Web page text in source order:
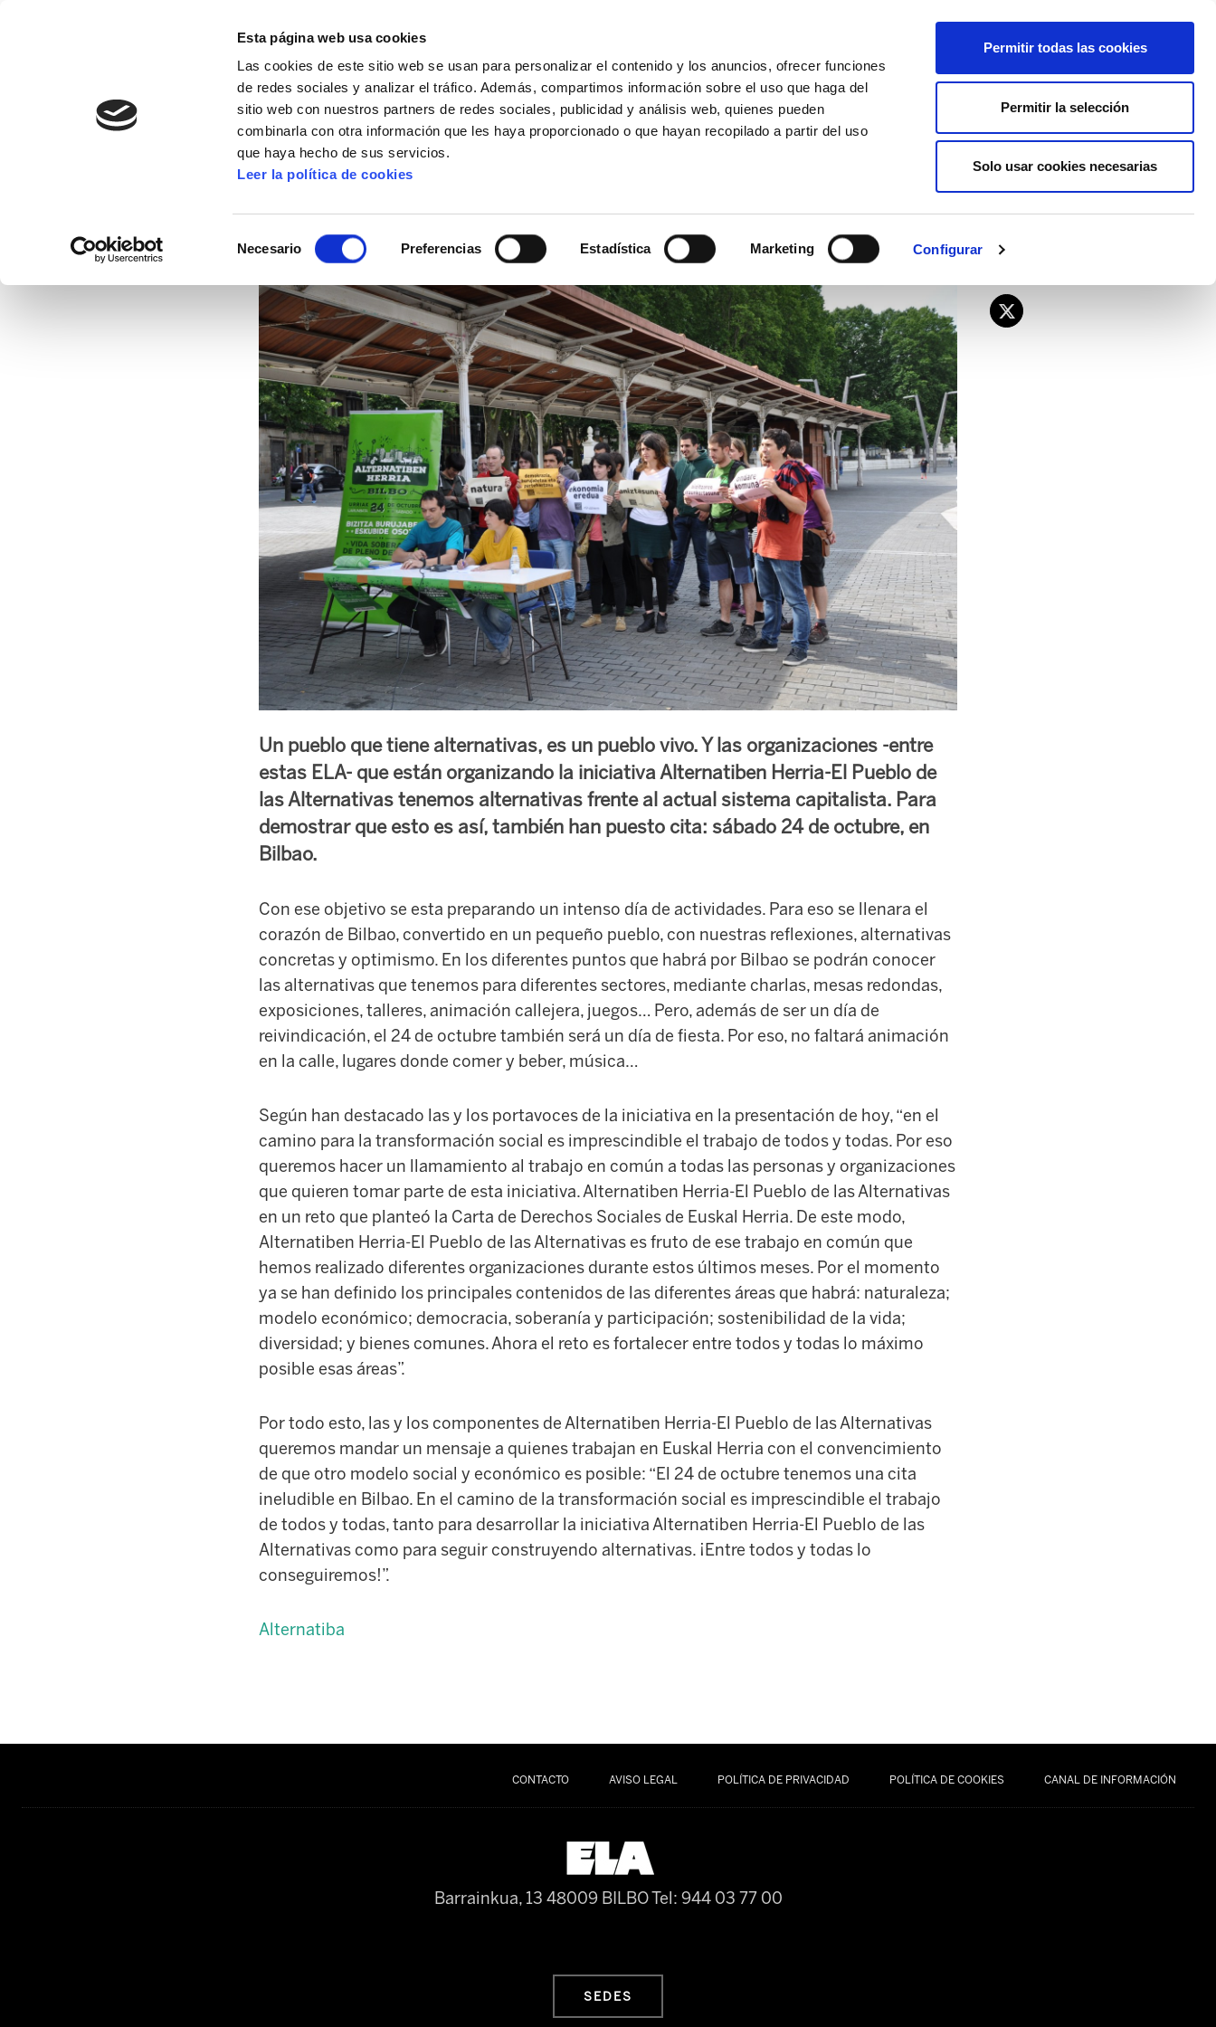
Esta página web usa cookies
Las cookies de este sitio web se usan para personalizar el contenido y los anuncios, ofrecer funciones
de redes sociales y analizar el tráfico. Además, compartimos información sobre el uso que haga del
sitio web con nuestros partners de redes sociales, publicidad y análisis web, quienes pueden
combinarla con otra información que les haya proporcionado o que hayan recopilado a partir del uso
que haya hecho de sus servicios.
Leer la política de cookies
Necesario Preferencias Estadística Marketing Configurar
Permitir todas las cookies
Permitir la selección
Solo usar cookies necesarias
AFÍLIATE
MANU ROBLES-ARANGIZ FUNDAZIOA BIDELAGUN FUNDAZIOA
Vamos a demostrar que tenemos alternativas
Un pueblo que tiene alternativas, es un pueblo vivo. Y las organizaciones -entre
estas ELA- que están organizando la iniciativa Alternatiben Herria-El Pueblo de
las Alternativas tenemos alternativas frente al actual sistema capitalista. Para
demostrar que esto es así, también han puesto cita: sábado 24 de octubre, en
Bilbao.
Con ese objetivo se esta preparando un intenso día de actividades. Para eso se llenara el
corazón de Bilbao, convertido en un pequeño pueblo, con nuestras reflexiones, alternativas
concretas y optimismo. En los diferentes puntos que habrá por Bilbao se podrán conocer
las alternativas que tenemos para diferentes sectores, mediante charlas, mesas redondas,
exposiciones, talleres, animación callejera, juegos… Pero, además de ser un día de
reivindicación, el 24 de octubre también será un día de fiesta. Por eso, no faltará animación
en la calle, lugares donde comer y beber, música…
Según han destacado las y los portavoces de la iniciativa en la presentación de hoy, “en el
camino para la transformación social es imprescindible el trabajo de todos y todas. Por eso
queremos hacer un llamamiento al trabajo en común a todas las personas y organizaciones
que quieren tomar parte de esta iniciativa. Alternatiben Herria-El Pueblo de las Alternativas
en un reto que planteó la Carta de Derechos Sociales de Euskal Herria. De este modo,
Alternatiben Herria-El Pueblo de las Alternativas es fruto de ese trabajo en común que
hemos realizado diferentes organizaciones durante estos últimos meses. Por el momento
ya se han definido los principales contenidos de las diferentes áreas que habrá: naturaleza;
modelo económico; democracia, soberanía y participación; sostenibilidad de la vida;
diversidad; y bienes comunes. Ahora el reto es fortalecer entre todos y todas lo máximo
posible esas áreas”.
Por todo esto, las y los componentes de Alternatiben Herria-El Pueblo de las Alternativas
queremos mandar un mensaje a quienes trabajan en Euskal Herria con el convencimiento
de que otro modelo social y económico es posible: “El 24 de octubre tenemos una cita
ineludible en Bilbao. En el camino de la transformación social es imprescindible el trabajo
de todos y todas, tanto para desarrollar la iniciativa Alternatiben Herria-El Pueblo de las
Alternativas como para seguir construyendo alternativas. ¡Entre todos y todas lo
conseguiremos!”.
Alternatiba
CONTACTO AVISO LEGAL POLÍTICA DE PRIVACIDAD POLÍTICA DE COOKIES CANAL DE INFORMACIÓN
Barrainkua, 13 48009 BILBOTel: 944 03 77 00
SEDES